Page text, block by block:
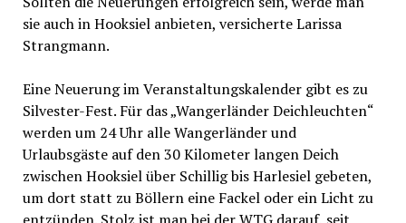
sie auch in Hooksiel anbieten, versicherte Larissa
Strangmann.
Eine Neuerung im Veranstaltungskalender gibt es zu
Silvester-Fest. Für das „Wangerländer Deichleuchten“
werden um 24 Uhr alle Wangerländer und
Urlaubsgäste auf den 30 Kilometer langen Deich
zwischen Hooksiel über Schillig bis Harlesiel gebeten,
um dort statt zu Böllern eine Fackel oder ein Licht zu